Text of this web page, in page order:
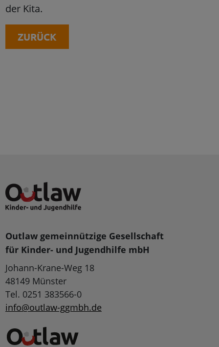
der Kita.
ZURÜCK
Outlaw gemeinnützige Gesellschaft
für Kinder- und Jugendhilfe mbH
Johann-Krane-Weg 18
48149 Münster
Tel. 0251 383566-0
info@outlaw-ggmbh.de